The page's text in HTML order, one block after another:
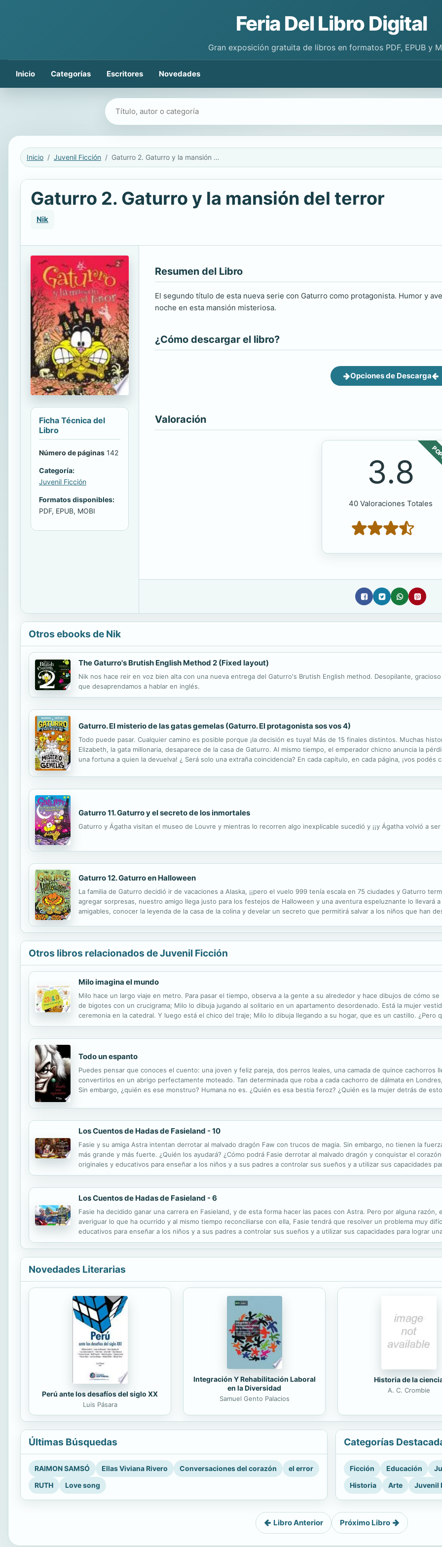
Feria Del Libro Digital
Gran exposición gratuita de libros en formatos PDF, EPUB y
Inicio Categorías Escritores Novedades
Buscar libros
Inicio Juvenil Ficción Gaturro 2. Gaturro y la mansión del terror
Gaturro 2. Gaturro y la mansión del terror
Nik
Ficha Técnica del
Libro
Número de páginas 142
Categoría:
Juvenil Ficción
Formatos disponibles:
PDF, EPUB, MOBI
Resumen del Libro
El segundo título de esta nueva serie con Gaturro como protagonista. Humor y
noche en esta mansión misteriosa.
¿Cómo descargar el libro?
Opciones de Descarga
Valoración
3.8
40 Valoraciones Totales
Otros ebooks de Nik
The Gaturro's Brutish English Method 2 (Fixed layout)
Nik nos hace reir en voz bien alta con una nueva entrega del Gaturro's Brutish English method. Desopilante,
que desaprendamos a hablar en inglés.
Gaturro. El misterio de las gatas gemelas (Gaturro. El protagonista sos vos 4)
Todo puede pasar. Cualquier camino es posible porque ¡la decisión es tuya! Más de 15 finales distintos. Muchas
Elizabeth, la gata millonaria, desaparece de la casa de Gaturro. Al mismo tiempo, el emperador chicno anuncia la
una fortuna a quien la devuelva! ¿ Será solo una extraña coincidencia? En cada capítulo, en cada página, ¡vos podés
Gaturro 11. Gaturro y el secreto de los inmortales
Gaturro y Ágatha visitan el museo de Louvre y mientras lo recorren algo inexplicable sucedió y ¡¡y Ágatha volvió a
Gaturro 12. Gaturro en Halloween
La familia de Gaturro decidió ir de vacaciones a Alaska, ¡¡pero el vuelo 999 tenía escala en 75 ciudades y Gaturro
agregar sorpresas, nuestro amigo llega justo para los festejos de Halloween y una aventura espeluznante lo llevará
amigables, conocer la leyenda de la casa de la colina y develar un secreto que permitirá salvar a los niños que han
Otros libros relacionados de Juvenil Ficción
Milo imagina el mundo
Milo hace un largo viaje en metro. Para pasar el tiempo, observa a la gente a su alrededor y hace dibujos de cómo
de bigotes con un crucigrama; Milo lo dibuja jugando al solitario en un apartamento desordenado. Está la mujer
ceremonia en la catedral. Y luego está el chico del traje; Milo lo dibuja llegando a su hogar, que es un castillo. ¿Pero
de lo que Milo imaginó inicialmente? De los creadores galardonados Matt de la Peña y Christian Robinson nos...
Todo un espanto
Puedes pensar que conoces el cuento: una joven y feliz pareja, dos perros leales, una camada de quince cachorros
convertirlos en un abrigo perfectamente moteado. Tan determinada que roba a cada cachorro de dálmata en
Sin embargo, ¿quién es ese monstruo? Humana no es. ¿Quién es esa bestia feroz? ¿Quién es la mujer detrás de
Los Cuentos de Hadas de Fasieland - 10
Fasie y su amiga Astra intentan derrotar al malvado dragón Faw con trucos de magia. Sin embargo, no tienen la
más grande y más fuerte. ¿Quién los ayudará? ¿Cómo podrá Fasie derrotar al malvado dragón y conquistar el
originales y educativos para enseñar a los niños y a sus padres a controlar sus sueños y a utilizar sus capacidades
cotidiana. Desde la infancia, crecemos acostumbrados a pensar que los sueños son una sucesión trivial de
Los Cuentos de Hadas de Fasieland - 6
Fasie ha decidido ganar una carrera en Fasieland, y de esta forma hacer las paces con Astra. Pero por alguna razón,
averiguar lo que ha ocurrido y al mismo tiempo reconciliarse con ella, Fasie tendrá que resolver un problema muy
educativos para enseñar a los niños y a sus padres a controlar sus sueños y a utilizar sus capacidades para lograr
Desde la infancia, crecemos acostumbrados a pensar que los sueños son una sucesión trivial de ilusiones sin
Novedades Literarias
Perú ante los desafíos del siglo XX
Luis Pásara
Integración Y Rehabilitación Laboral
en la Diversidad
Samuel Gento Palacios
Historia de la
A. C. Crombie
Últimas Búsquedas
RAIMON SAMSÓ Ellas Viviana Rivero Conversaciones del corazón
el error
RUTH
Love song
Categorías
Ficción Educación
Historia
Arte Juvenil
Libro Anterior Próximo Libro